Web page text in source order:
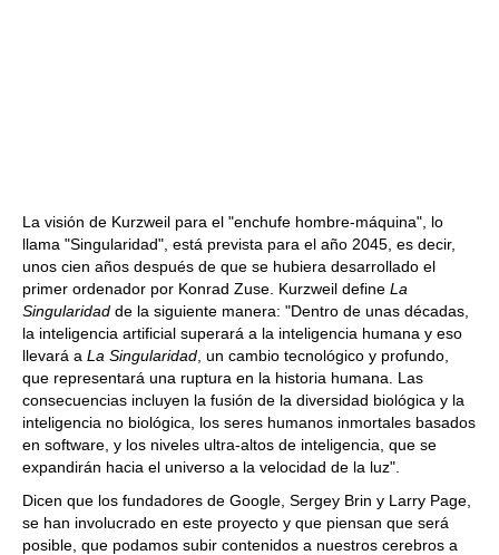
La visión de Kurzweil para el "enchufe hombre-máquina", lo
llama "Singularidad", está prevista para el año 2045, es decir,
unos cien años después de que se hubiera desarrollado el
primer ordenador por Konrad Zuse. Kurzweil define La
Singularidad de la siguiente manera: "Dentro de unas décadas,
la inteligencia artificial superará a la inteligencia humana y eso
llevará a La Singularidad , un cambio tecnológico y profundo,
que representará una ruptura en la historia humana. Las
consecuencias incluyen la fusión de la diversidad biológica y la
inteligencia no biológica, los seres humanos inmortales basados
en software, y los niveles ultra-altos de inteligencia, que se
expandirán hacia el universo a la velocidad de la luz".
Dicen que los fundadores de Google, Sergey Brin y Larry Page,
se han involucrado en este proyecto y que piensan que será
posible, que podamos subir contenidos a nuestros cerebros a